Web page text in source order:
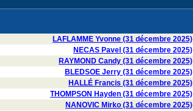
LAFLAMME Yvonne (31 décembre 2025)
NECAS Pavel (31 décembre 2025)
RAYMOND Candy (31 décembre 2025)
BLEDSOE Jerry (31 décembre 2025)
HALLÉ Francis (31 décembre 2025)
THOMPSON Hayden (31 décembre 2025)
NANOVIC Mirko (31 décembre 2025)